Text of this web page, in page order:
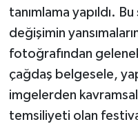
tanımlama yapıldı.
değişimin
fotoğrafından
çağdaş belgesele,
imgelerden
temsiliyeti olan